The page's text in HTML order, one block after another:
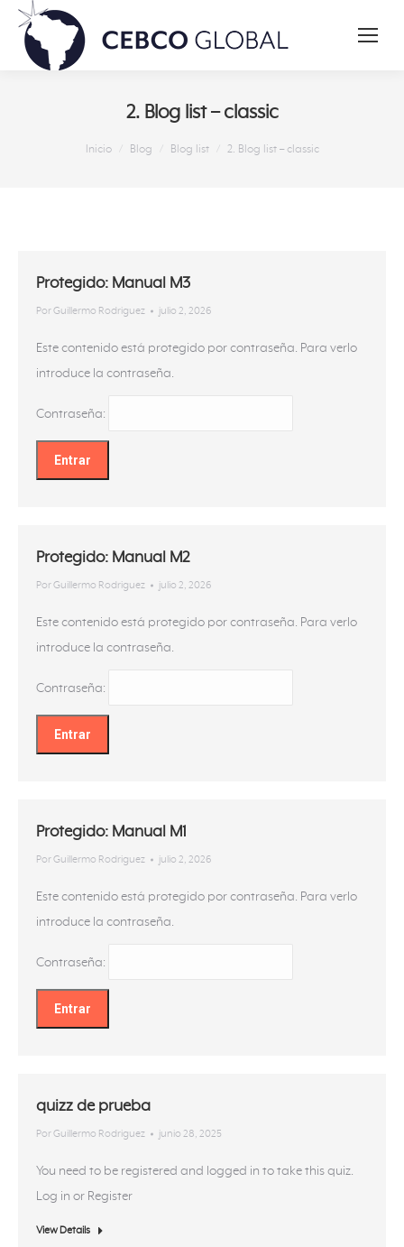
2. Blog list – classic
Inicio Blog Blog list 2. Blog list – classic
Protegido: Manual M3
PorGuillermo Rodriguez julio 2, 2026
Este contenido está protegido por contraseña. Para verlo
introduce la contraseña.
Contraseña:
Protegido: Manual M2
PorGuillermo Rodriguez julio 2, 2026
Este contenido está protegido por contraseña. Para verlo
introduce la contraseña.
Contraseña:
Protegido: Manual M1
PorGuillermo Rodriguez julio 2, 2026
Este contenido está protegido por contraseña. Para verlo
introduce la contraseña.
Contraseña:
quizz de prueba
PorGuillermo Rodriguez junio 28, 2025
You need to be registered and logged in to take this quiz.
Log in or Register
View Details